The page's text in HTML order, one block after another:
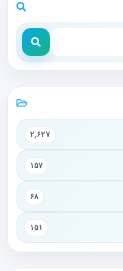
۲,۶۲۷
۱۵۷
۶۸
۱۵۱